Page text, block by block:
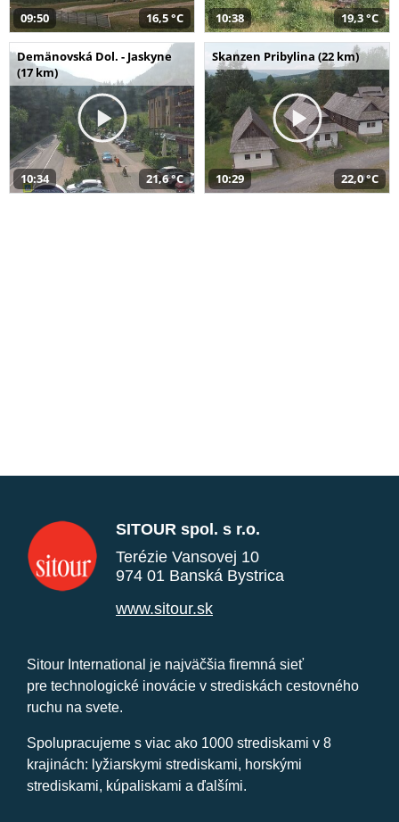
09:50 16,5 °C 10:38 19,3 °C
Demänovská Dol. - Jaskyne
(17 km)
10:34 21,6 °C
Skanzen Pribylina (22 km)
10:29 22,0 °C
SITOUR spol. s r.o.
Terézie Vansovej 10
974 01 Banská Bystrica
www.sitour.sk
Sitour International je najväčšia firemná sieť
pre technologické inovácie v strediskách cestovného
ruchu na svete.
Spolupracujeme s viac ako 1000 strediskami v 8
krajinách: lyžiarskymi strediskami, horskými
strediskami, kúpaliskami a ďalšími.